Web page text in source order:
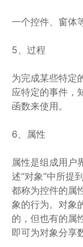
一个控件、窗体
5、过程
为完成某些特定
应特定的事件，
函数来使用。
6、属性
属性是组成用户
述“对象”中所提
都称为控件的属
象的行为。对象
的，但也有的属
即可为对象分享